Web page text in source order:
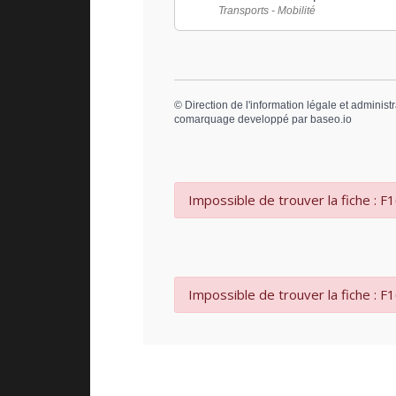
Transports - Mobilité
© Direction de l'information légale et
comarquage developpé par baseo.io
Impossible de trouver la fiche :
Impossible de trouver la fiche :